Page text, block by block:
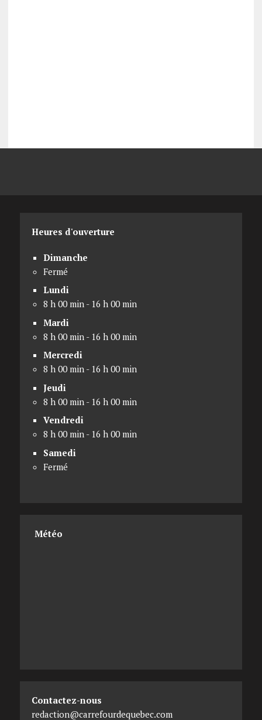
Heures d'ouverture
Dimanche
Fermé
Lundi
8 h 00 min - 16 h 00 min
Mardi
8 h 00 min - 16 h 00 min
Mercredi
8 h 00 min - 16 h 00 min
Jeudi
8 h 00 min - 16 h 00 min
Vendredi
8 h 00 min - 16 h 00 min
Samedi
Fermé
Météo
Contactez-nous
redaction@carrefourdequebec.com